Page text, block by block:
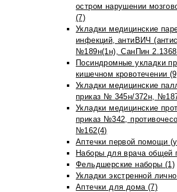
остром нарушении
(7)
Укладки медицинские
инфекций, антиВИЧ
№189н(1н), СанПин
Посиндромные укладки
кишечном кровотечении
Укладки медицинские
приказ № 345н/372н,
Укладки медицинские
приказ №342,
№162(4)
Аптечки первой помощи
Наборы для врача общей
Фельдшерские наборы (1)
Укладки экстренной
Аптечки для дома (7)